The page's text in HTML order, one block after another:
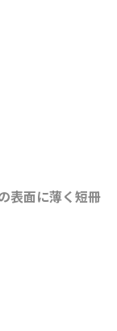
表面に薄く短冊